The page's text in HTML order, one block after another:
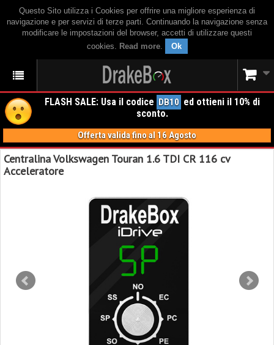
Questo Sito utilizza i Cookies per offrire una migliore esperienza di
navigazione e per servizi di terze parti. Continuando la navigazione senza
modificare le impostazioni del browser, accetti di utilizzare questi
cookies. Read more. Ok
FLASH SALE: Usa il codice DB10 ed ottieni il 10% di
sconto.
Offerta valida fino al 16 Agosto
Centralina Volkswagen Touran 1.6 TDI CR 116 cv
Acceleratore